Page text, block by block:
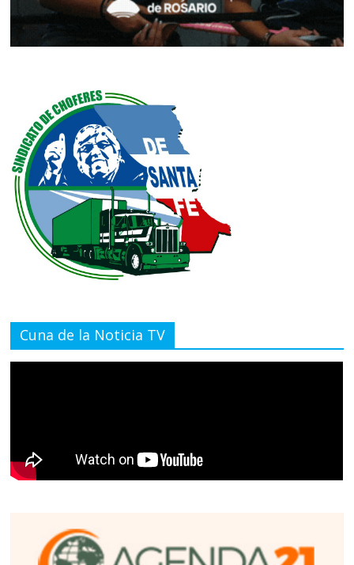
Cuna de la Noticia TV